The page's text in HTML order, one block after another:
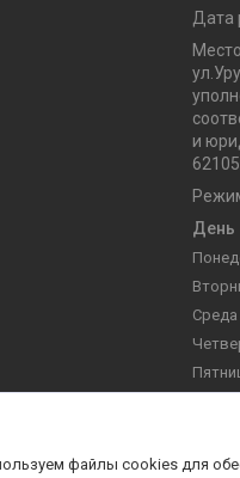
Дата
и
День
Среда
файлы cookies для